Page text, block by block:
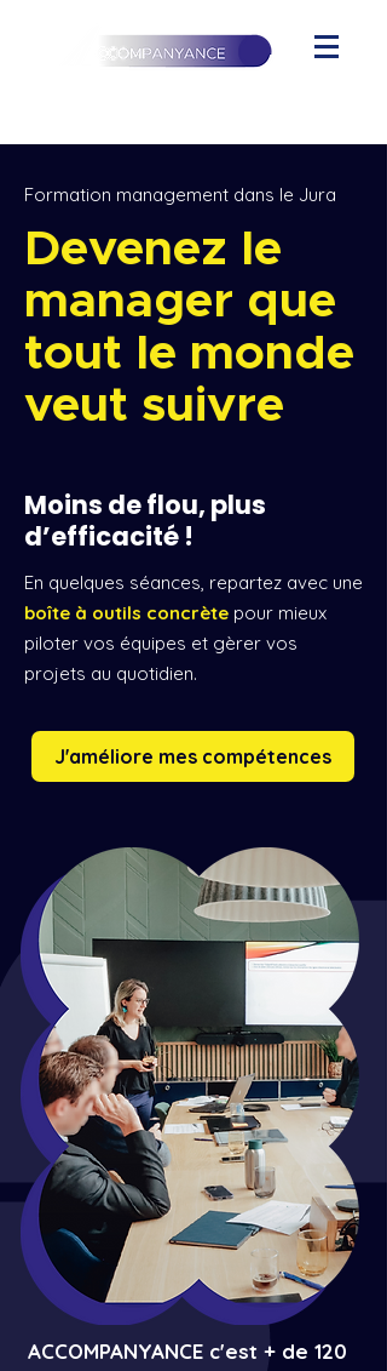
Formation management dans le Jura
Devenez le
manager que
tout le monde
veut suivre
Moins de flou, plus
d’efficacité !
En quelques séances, repartez avec une
boîte à outils concrète pour mieux
piloter vos équipes et gèrer vos
projets au quotidien.
J'améliore mes compétences
ACCOMPANYANCE c'est + de 120